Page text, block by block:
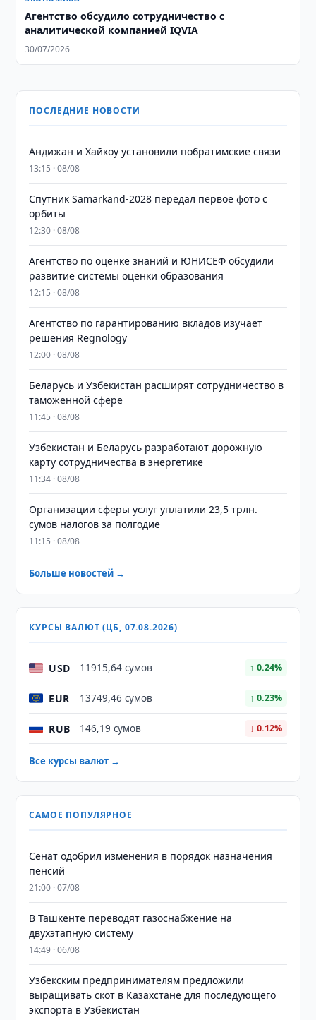
Агентство обсудило сотрудничество с
аналитической компанией IQVIA
30/07/2026
ПОСЛЕДНИЕ НОВОСТИ
Андижан и Хайкоу установили побратимские связи
13:15 · 08/08
Спутник Samarkand-2028 передал первое фото с
орбиты
12:30 · 08/08
Агентство по оценке знаний и ЮНИСЕФ обсудили
развитие системы оценки образования
12:15 · 08/08
Агентство по гарантированию вкладов изучает
решения Regnology
12:00 · 08/08
Беларусь и Узбекистан расширят сотрудничество в
таможенной сфере
11:45 · 08/08
Узбекистан и Беларусь разработают дорожную
карту сотрудничества в энергетике
11:34 · 08/08
Организации сферы услуг уплатили 23,5 трлн.
сумов налогов за полгодие
11:15 · 08/08
Больше новостей →
КУРСЫ ВАЛЮТ (ЦБ, 07.08.2026)
USD 11915,64 сумов ↑ 0.24%
EUR 13749,46 сумов ↑ 0.23%
RUB 146,19 сумов ↓ 0.12%
Все курсы валют →
САМОЕ ПОПУЛЯРНОЕ
Сенат одобрил изменения в порядок назначения
пенсий
21:00 · 07/08
В Ташкенте переводят газоснабжение на
двухэтапную систему
14:49 · 06/08
Узбекским предпринимателям предложили
выращивать скот в Казахстане для последующего
экспорта в Узбекистан